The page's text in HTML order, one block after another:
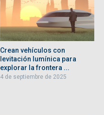
Crean vehículos con
levitación lumínica para
explorar la frontera ...
4 de septiembre de 2025